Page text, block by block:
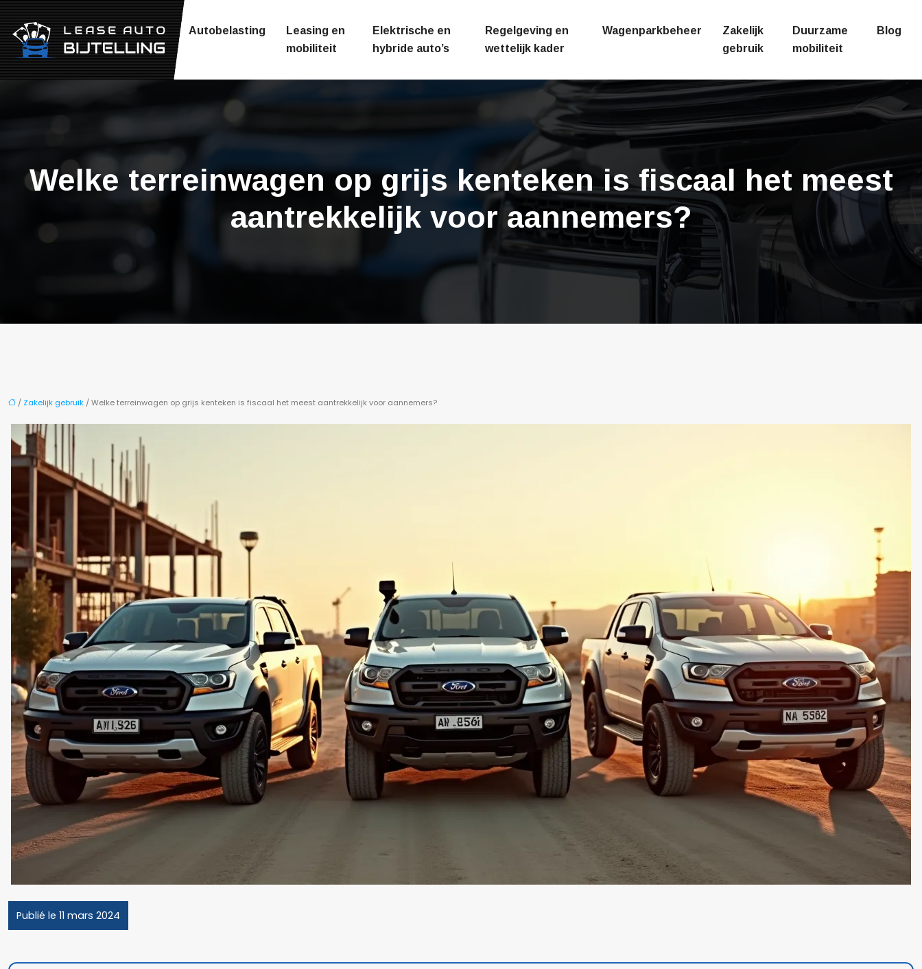
Autobelasting
Leasing en
mobiliteit
Elektrische en
hybride auto’s
Regelgeving en
wettelijk kader
Wagenparkbeheer
Zakelijk
gebruik
Duurzame
mobiliteit
Blog
Welke terreinwagen op grijs kenteken is fiscaal het meest
aantrekkelijk voor aannemers?
/ Zakelijk gebruik / Welke terreinwagen op grijs kenteken is fiscaal het meest aantrekkelijk voor aannemers?
Publié le 11 mars 2024